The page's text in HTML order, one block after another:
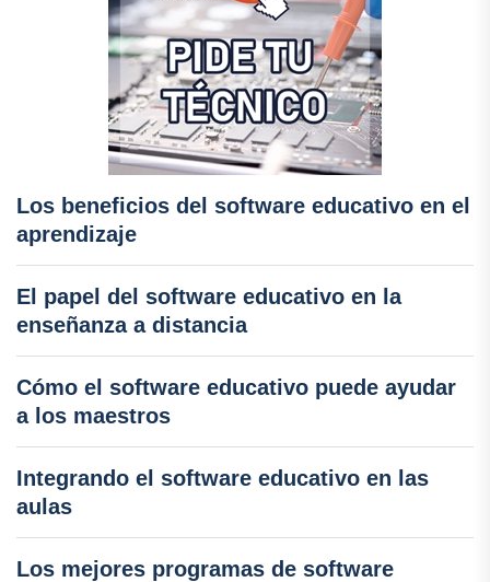
Los beneficios del software educativo en el
aprendizaje
El papel del software educativo en la
enseñanza a distancia
Cómo el software educativo puede ayudar
a los maestros
Integrando el software educativo en las
aulas
Los mejores programas de software